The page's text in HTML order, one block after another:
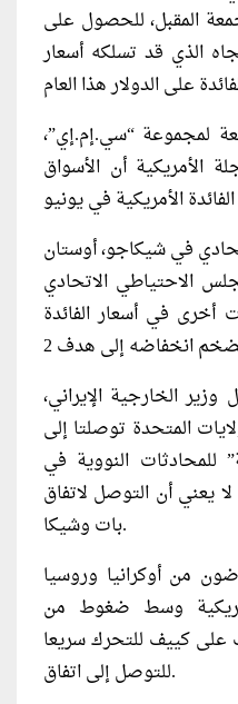
المقبل، للحصول على
الذي قد تسلكه أسعار
لمجموعة “سي.إم.إي”،
الأمريكية أن الأسواق
في شيكاجو، أوستان
الاحتياطي الاتحادي
في أسعار الفائدة
الخارجية الإيراني،
المتحدة توصلتا إلى
للمحادثات النووية في
يعني أن التوصل لاتفاق
بات وشيكا.
من أوكرانيا وروسيا
وسط ضغوط من
على كييف للتحرك سريعا
للتوصل إلى اتفاق.